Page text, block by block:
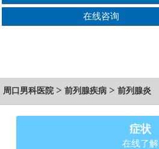
在线咨询
周口男科医院 > 前列腺疾病 > 前列腺炎
症状
在线了解